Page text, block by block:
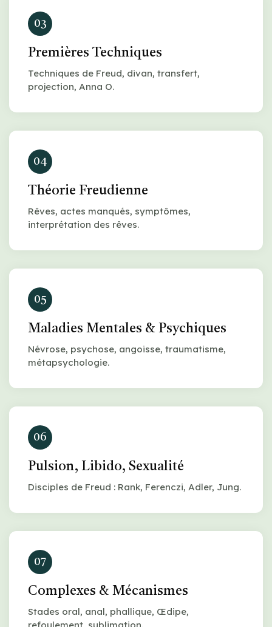
03
Premières Techniques
Techniques de Freud, divan, transfert,
projection, Anna O.
04
Théorie Freudienne
Rêves, actes manqués, symptômes,
interprétation des rêves.
05
Maladies Mentales & Psychiques
Névrose, psychose, angoisse, traumatisme,
métapsychologie.
06
Pulsion, Libido, Sexualité
Disciples de Freud : Rank, Ferenczi, Adler, Jung.
07
Complexes & Mécanismes
Stades oral, anal, phallique, Œdipe,